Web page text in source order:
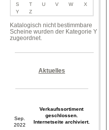
S
T U V W
X
Y
Z
Katalogisch nicht bestimmbare
Scheine wurden der Kategorie Y
zugeordnet.
Aktuelles
Sep.
2022
Verkaufssortiment
geschlossen.
Internetseite archiviert.